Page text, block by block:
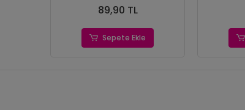
89,90 TL
Sepete Ekle